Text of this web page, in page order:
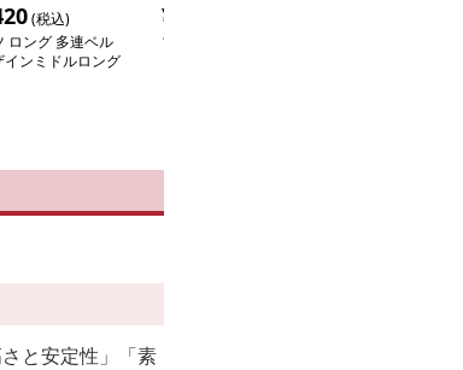
(税込)
ロング 多連ベル
インミドルロング
¥
ブーツ スエード調太め
と安定性」「素